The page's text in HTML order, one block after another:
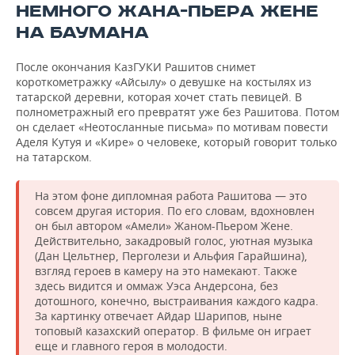
ХОККЕЙ С МЯЧОМ
ПРОИСШЕСТВИЯ
НЕМНОГО ЖАНА-ПЬЕРА ЖЕНЕ
НА БАУМАНА
После окончания КазГУКИ Рашитов снимет
короткометражку «Айсылу» о девушке на костылях из
татарской деревни, которая хочет стать певицей. В
полнометражный его превратят уже без Рашитова. Потом
он сделает «Неотосланные письма» по мотивам повести
Аделя Кутуя и «Кире» о человеке, который говорит только
на татарском.
На этом фоне дипломная работа Рашитова — это
совсем другая история. По его словам, вдохновлен
он был автором «Амели» Жаном-Пьером Жене.
Действительно, закадровый голос, уютная музыка
(Дан Цельтнер, Перголези и Альфия Гарайшина),
взгляд героев в камеру на это намекают. Также
здесь видится и оммаж Уэса Андерсона, без
дотошного, конечно, выстраивания каждого кадра.
За картинку отвечает Айдар Шарипов, ныне
топовый казахский оператор. В фильме он играет
еще и главного героя в молодости.